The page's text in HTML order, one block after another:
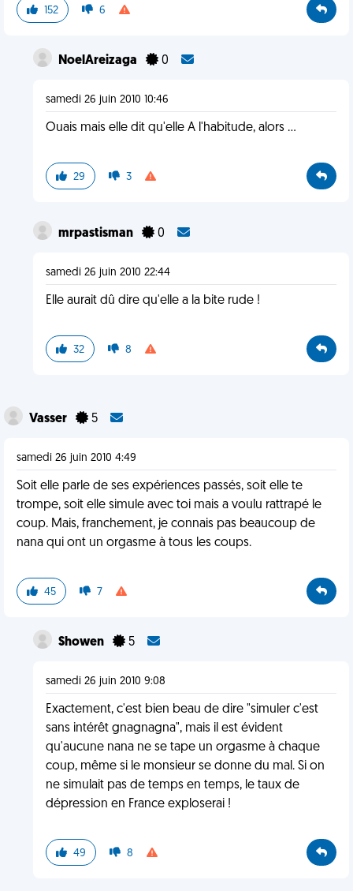
152 6
NoelAreizaga 0
samedi 26 juin 2010 10:46
Ouais mais elle dit qu'elle A l'habitude, alors ...
29 3
mrpastisman 0
samedi 26 juin 2010 22:44
Elle aurait dû dire qu'elle a la bite rude !
32 8
Vasser 5
samedi 26 juin 2010 4:49
Soit elle parle de ses expériences passés, soit elle te
trompe, soit elle simule avec toi mais a voulu rattrapé le
coup. Mais, franchement, je connais pas beaucoup de
nana qui ont un orgasme à tous les coups.
45 7
Showen 5
samedi 26 juin 2010 9:08
Exactement, c'est bien beau de dire "simuler c'est
sans intérêt gnagnagna", mais il est évident
qu'aucune nana ne se tape un orgasme à chaque
coup, même si le monsieur se donne du mal. Si on
ne simulait pas de temps en temps, le taux de
dépression en France exploserai !
49 8